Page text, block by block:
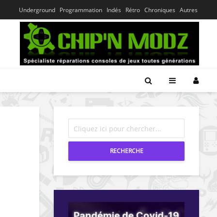
Underground Programmation Indés Rétro Chroniques Autres
RECHERCHE